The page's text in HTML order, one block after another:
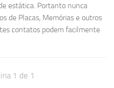
estática. Portanto nunca
de Placas, Memórias e outros
contatos podem facilmente
1 de 1